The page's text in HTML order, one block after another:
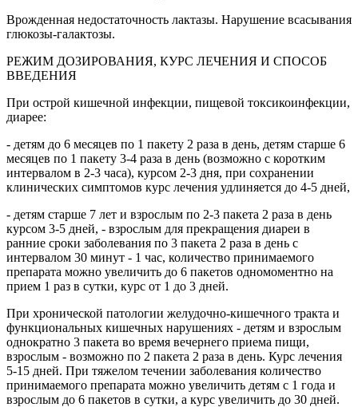
Врожденная недостаточность лактазы. Нарушение всасывания
глюкозы-галактозы.
РЕЖИМ ДОЗИРОВАНИЯ, КУРС ЛЕЧЕНИЯ И СПОСОБ
ВВЕДЕНИЯ
При острой кишечной инфекции, пищевой токсикоинфекции,
диарее:
- детям до 6 месяцев по 1 пакету 2 раза в день, детям старше 6
месяцев по 1 пакету 3-4 раза в день (возможно с коротким
интервалом в 2-3 часа), курсом 2-3 дня, при сохранении
клинических симптомов курс лечения удлиняется до 4-5 дней,
- детям старше 7 лет и взрослым по 2-3 пакета 2 раза в день
курсом 3-5 дней, - взрослым для прекращения диареи в
ранние сроки заболевания по 3 пакета 2 раза в день с
интервалом 30 минут - 1 час, количество принимаемого
препарата можно увеличить до 6 пакетов одномоментно на
прием 1 раз в сутки, курс от 1 до 3 дней.
При хронической патологии желудочно-кишечного тракта и
функциональных кишечных нарушениях - детям и взрослым
однократно 3 пакета во время вечернего приема пищи,
взрослым - возможно по 2 пакета 2 раза в день. Курс лечения
5-15 дней. При тяжелом течении заболевания количество
принимаемого препарата можно увеличить детям с 1 года и
взрослым до 6 пакетов в сутки, а курс увеличить до 30 дней.